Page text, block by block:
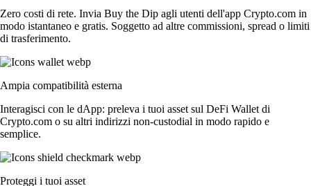
Zero costi di rete. Invia Buy the Dip agli utenti dell'app Crypto.com in
modo istantaneo e gratis. Soggetto ad altre commissioni, spread o limiti
di trasferimento.
Ampia compatibilità esterna
Interagisci con le dApp: preleva i tuoi asset sul DeFi Wallet di
Crypto.com o su altri indirizzi non-custodial in modo rapido e
semplice.
Proteggi i tuoi asset